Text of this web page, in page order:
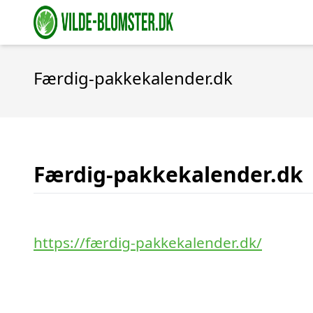
Færdig-pakkekalender.dk
Færdig-pakkekalender.dk
https://færdig-pakkekalender.dk/